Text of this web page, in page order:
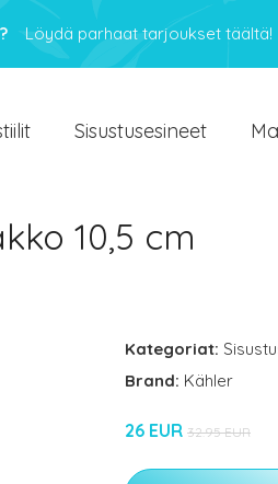
Löydä parhaat tarjoukset täältä!
Sisustusesineet
10,5 cm
Kategoriat:
Brand: Kähler
26 EUR 32.95 EUR